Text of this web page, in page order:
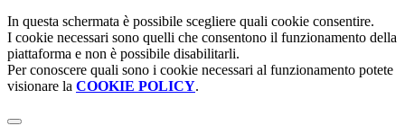
In questa schermata è possibile scegliere quali cookie consentire.
I cookie necessari sono quelli che consentono il funzionamento della
piattaforma e non è possibile disabilitarli.
Per conoscere quali sono i cookie necessari al funzionamento potete
visionare la COOKIE POLICY.